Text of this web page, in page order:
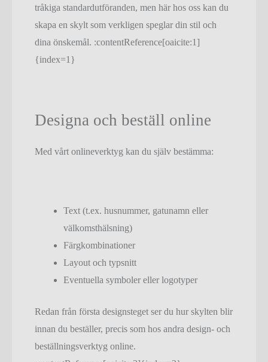
tråkiga standardutföranden, men här hos oss kan du
skapa en skylt som verkligen speglar din stil och
dina önskemål. :contentReference[oaicite:1]
{index=1}
Designa och beställ online
Med vårt onlineverktyg kan du själv bestämma:
Text (t.ex. husnummer, gatunamn eller
välkomsthälsning)
Färgkombinationer
Layout och typsnitt
Eventuella symboler eller logotyper
Redan från första designsteget ser du hur skylten blir
innan du beställer, precis som hos andra design‑ och
beställningsverktyg online.